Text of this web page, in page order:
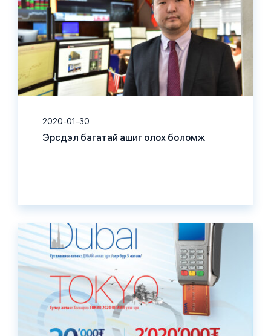
2020-01-30
Эрсдэл багатай ашиг олох боломж